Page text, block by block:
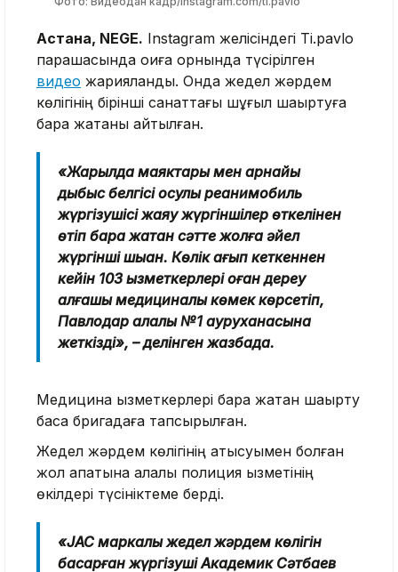
Астана, NEGE. Instagram желісіндегі Ti.pavlo
парақшасында оқиға орнында түсірілген
видео жарияланды. Онда жедел жәрдем
көлігінің бірінші санаттағы шұғыл шақыртуға
бара жатқаны айтылған.
«Жарқылдақ маяктары мен арнайы
дыбыс белгісі қосулы реанимобиль
жүргізушісі жаяу жүргіншілер өткелінен
өтіп бара жатқан сәтте жолға әйел
жүргінші шыққан. Көлік қағып кеткеннен
кейін 103 қызметкерлері оған дереу
алғашқы медициналық көмек көрсетіп,
Павлодар қалалық №1 ауруханасына
жеткізді», – делінген жазбада.
Медицина қызметкерлері бара жатқан шақырту
басқа бригадаға тапсырылған.
Жедел жәрдем көлігінің қатысуымен болған
жол апатына қалалық полиция қызметінің
өкілдері түсініктеме берді.
«JAC маркалы жедел жәрдем көлігін
басқарған жүргізуші Академик Сәтбаев